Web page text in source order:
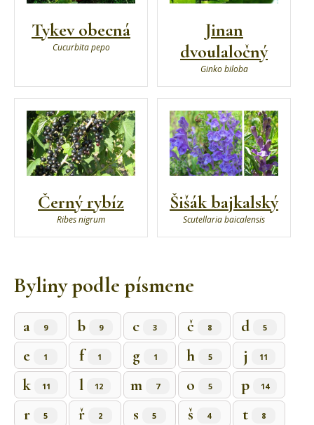
Tykev obecná
Cucurbita pepo
Jinan
dvoulaločný
Ginko biloba
Černý rybíz
Ribes nigrum
Šišák bajkalský
Scutellaria baicalensis
Byliny podle písmene
a 9 b 9 c 3 č 8 d 5
e 1 f 1 g 1 h 5 j 11
k 11 l 12 m 7 o 5 p 14
r 5 ř 2 s 5 š 4 t 8